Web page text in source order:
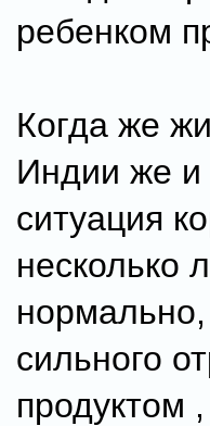
ребенком
Когда же
Индии же и
ситуация
несколько
нормально,
сильного
продуктом